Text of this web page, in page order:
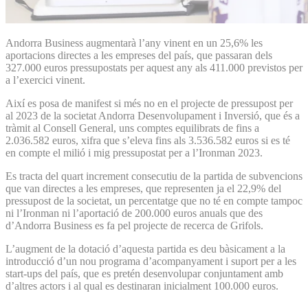
Andorra Business augmentarà l’any vinent en un 25,6% les
aportacions directes a les empreses del país, que passaran dels
327.000 euros pressupostats per aquest any als 411.000 previstos per
a l’exercici vinent.
Així es posa de manifest si més no en el projecte de pressupost per
al 2023 de la societat Andorra Desenvolupament i Inversió, que és a
tràmit al Consell General, uns comptes equilibrats de fins a
2.036.582 euros, xifra que s’eleva fins als 3.536.582 euros si es té
en compte el milió i mig pressupostat per a l’Ironman 2023.
Es tracta del quart increment consecutiu de la partida de subvencions
que van directes a les empreses, que representen ja el 22,9% del
pressupost de la societat, un percentatge que no té en compte tampoc
ni l’Ironman ni l’aportació de 200.000 euros anuals que des
d’Andorra Business es fa pel projecte de recerca de Grifols.
L’augment de la dotació d’aquesta partida es deu bàsicament a la
introducció d’un nou programa d’acompanyament i suport per a les
start-ups del país, que es pretén desenvolupar conjuntament amb
d’altres actors i al qual es destinaran inicialment 100.000 euros.